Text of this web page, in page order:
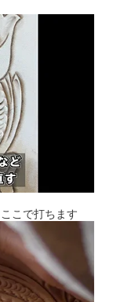
こで打ちます